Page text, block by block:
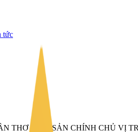
tức
THƠ – TÀI SẢN CHÍNH CHỦ VỊ